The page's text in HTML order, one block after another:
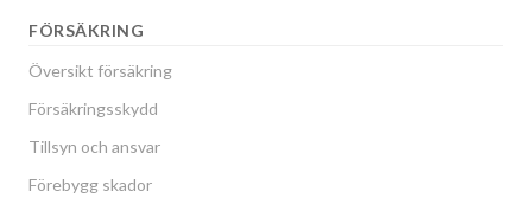
FÖRSÄKRING
Översikt försäkring
Försäkringsskydd
Tillsyn och ansvar
Förebygg skador